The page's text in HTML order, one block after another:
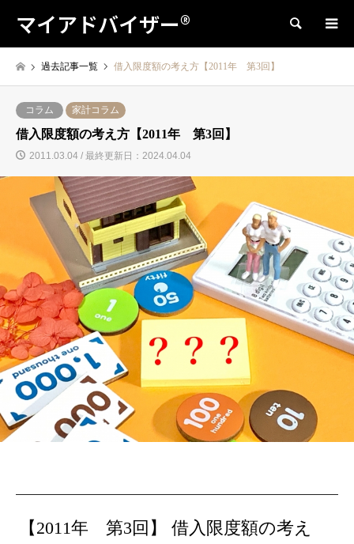
マイアドバイザー® 検索
過去記事一覧 借入限度額の考え方【2011年 第3回】
コラム 家計コラム
借入限度額の考え方【2011年 第3回】
2011.03.04 / 最終更新日：2024.04.04
【2011年 第3回】借入限度額の考え